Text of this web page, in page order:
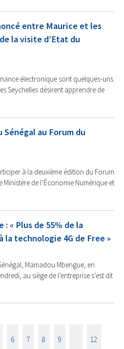
entre Maurice et les
la visite d’Etat du
électronique sont quelques-uns
Seychelles désirent apprendre de
au Forum du
à la deuxième édition du Forum
de l’Économie Numérique et
: « Plus de 55% de la
la technologie 4G de Free »
Mamadou Mbengue, en
au siège de l’entreprise s’est dit
6 7 8 9 12